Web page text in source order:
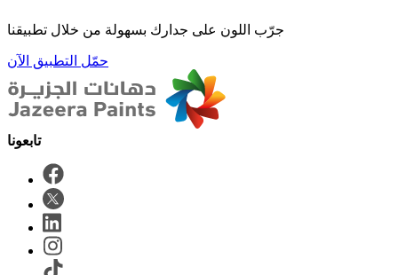
جرّب اللون على جدارك بسهولة من خلال تطبيقنا
حمّل التطبيق الآن